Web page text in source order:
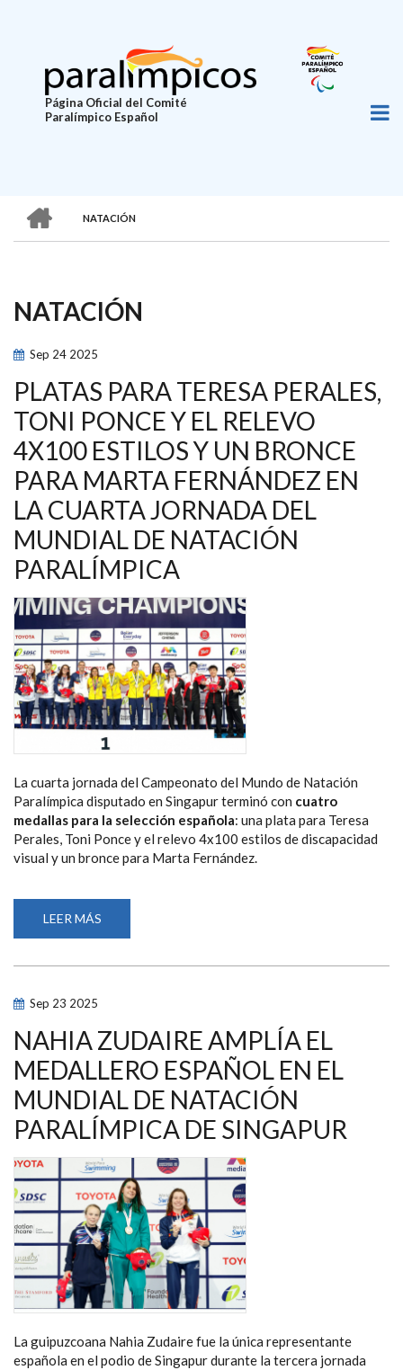
principal
Página Oficial del Comité
Paralímpico Español
SOBRESCRIBIR
DE
AYUDA
A
LA
NAVEGACIÓN
NATACIÓN
NATACIÓN
Sep 24 2025
PLATAS PARA TERESA PERALES,
TONI PONCE Y EL RELEVO
4X100 ESTILOS Y UN BRONCE
PARA MARTA FERNÁNDEZ EN
LA CUARTA JORNADA DEL
MUNDIAL DE NATACIÓN
PARALÍMPICA
La cuarta jornada del Campeonato del Mundo de Natación
Paralímpica disputado en Singapur terminó con cuatro
medallas para la selección española: una plata para Teresa
Perales, Toni Ponce y el relevo 4x100 estilos de discapacidad
visual y un bronce para Marta Fernández.
LEER MÁS
PARA
PERALES,
RELEVO
4X100
UN
BRONCE
PARA
MARTA
FERNÁNDEZ
LA
CUARTA
JORNADA
DEL
MUNDIAL
DE
NATACIÓN
PARALÍMPICA
Sep 23 2025
NAHIA ZUDAIRE AMPLÍA EL
MEDALLERO ESPAÑOL EN EL
MUNDIAL DE NATACIÓN
PARALÍMPICA DE SINGAPUR
La guipuzcoana Nahia Zudaire fue la única representante
española en el podio de Singapur durante la tercera jornada